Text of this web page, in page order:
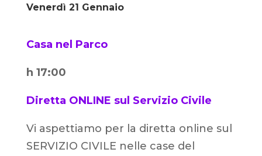
Venerdì 21 Gennaio
Casa nel Parco
h 17:00
Diretta ONLINE sul Servizio Civile
Vi aspettiamo per la diretta online sul
SERVIZIO CIVILE nelle case del